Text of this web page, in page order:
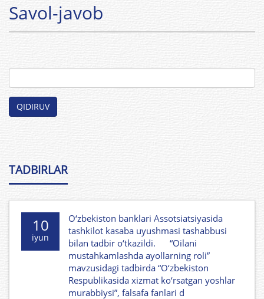
Savol-javob
TADBIRLAR
10
iyun
O‘zbekiston banklari Assotsiatsiyasida
tashkilot kasaba uyushmasi tashabbusi
bilan tadbir o‘tkazildi. “Oilani
mustahkamlashda ayollarning roli”
mavzusidagi tadbirda “O‘zbekiston
Respublikasida xizmat ko‘rsatgan yoshlar
murabbiysi”, falsafa fanlari d